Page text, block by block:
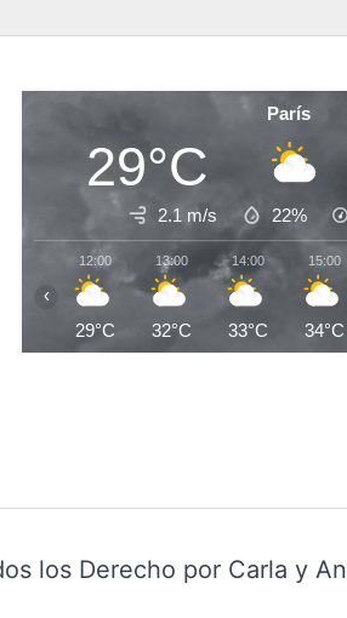
París
29°C
2.1 m/s 22%
12:00
29°C
13:00
32°C
14:00
33°C
15:00
34°C
‹
los Derecho por Carla y